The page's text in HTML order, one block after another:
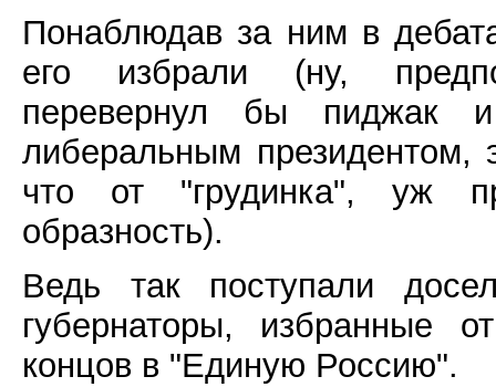
Понаблюдав за ним в
его избрали (ну,
перевернул бы
либеральным президентом,
что от "грудинка", уж
образность).
Ведь так поступали
губернаторы, избранные
концов в "Единую Россию".